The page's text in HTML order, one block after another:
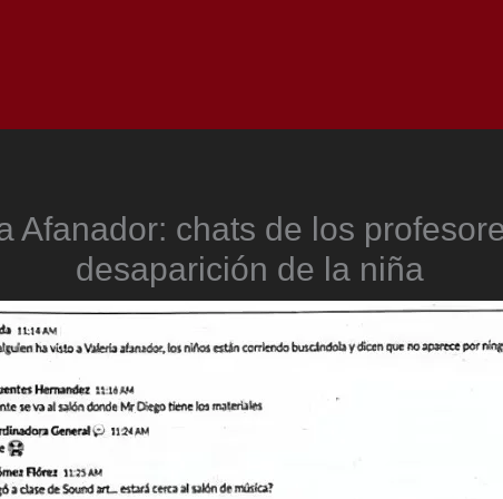
Afanador: chats de los
desaparición de la niña